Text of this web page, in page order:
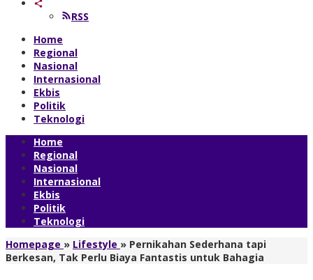
RSS
Home
Regional
Nasional
Internasional
Ekbis
Politik
Teknologi
Home
Regional
Nasional
Internasional
Ekbis
Politik
Teknologi
Homepage » Lifestyle » Pernikahan Sederhana tapi
Berkesan, Tak Perlu Biaya Fantastis untuk Bahagia